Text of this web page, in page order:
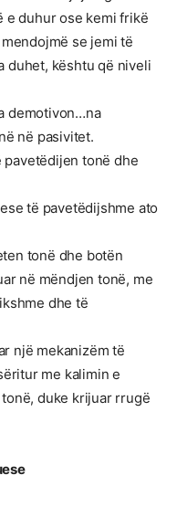
e duhur ose kemi frikë
se jemi të
duhet, kështu që niveli
demotivon…na
në pasivitet.
tonë dhe
të pavetëdijshme ato
tonë dhe botën
në mëndjen tonë, me
dhe të
një mekanizëm të
me kalimin e
duke krijuar rrugë